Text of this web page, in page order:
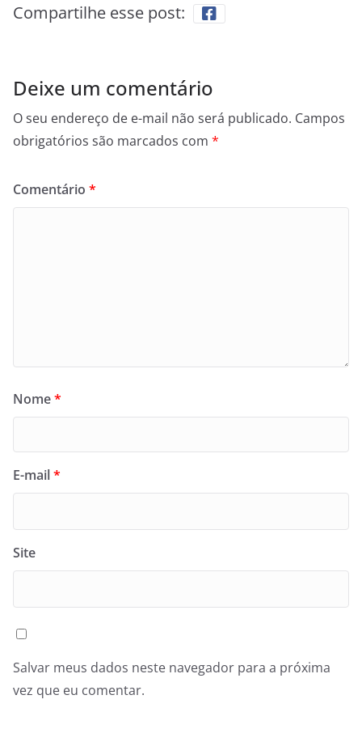
Compartilhe esse post:
Deixe um comentário
O seu endereço de e-mail não será publicado. Campos
obrigatórios são marcados com *
Comentário *
Nome*
E-mail*
Site
Salvar meus dados neste navegador para a próxima
vez que eu comentar.